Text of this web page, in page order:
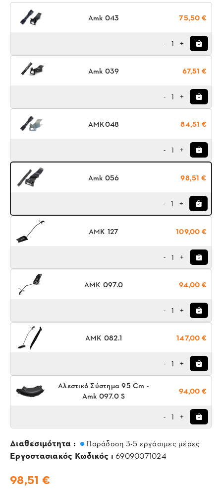
Amk 043 75,50 €
- 1 +
Amk 039 67,51 €
- 1 +
AMK048 84,51 €
- 1 +
Amk 056 98,51 €
- 1 +
ΑΜΚ 127 109,00 €
- 1 +
AMK 097.0 94,00 €
- 1 +
AMK 082.1 147,00 €
- 1 +
Αλεστικό Σύστημα 95 Cm -
Amk 097.0 S
94,00 €
- 1 +
Διαθεσιμότητα : Παράδοση 3-5 εργάσιμες μέρες
Εργοστασιακός Κωδικός : 69090071024
98,51 €